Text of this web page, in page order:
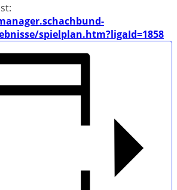
schachbund-
spielplan.htm?ligaId=1858